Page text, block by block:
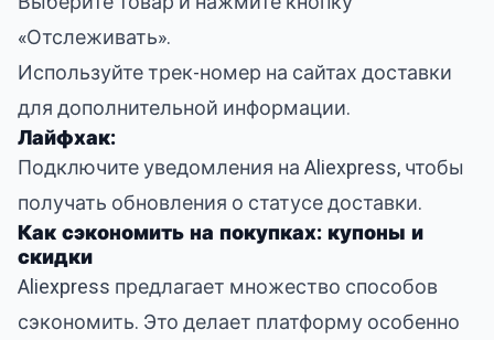
«Отслеживать».
Используйте трек-номер на сайтах доставки
для дополнительной информации.
Лайфхак:
Подключите уведомления на Aliexpress, чтобы
получать обновления о статусе доставки.
Как сэкономить на покупках: купоны и
скидки
Aliexpress предлагает множество способов
сэкономить. Это делает платформу особенно